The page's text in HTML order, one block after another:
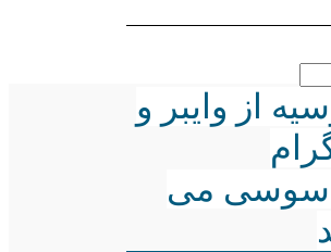
از وایبر و
می